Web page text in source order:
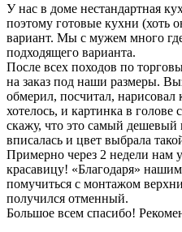
У нас в доме нестандартная
поэтому готовые кухни (хоть
вариант. Мы с мужем много
подходящего варианта.
После всех походов по
на заказ под наши размеры.
обмерил, посчитал,
хотелось, и картинка в голове
скажу, что это самый дешевый
вписалась и цвет выбрала
Примерно через 2 недели нам
красавицу! «Благодаря»
помучиться с монтажом
получился отменный.
Большое всем спасибо!